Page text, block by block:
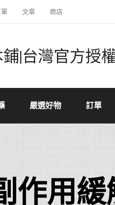
文章 商店
|台灣官方授
嚴選好物 訂單
作用